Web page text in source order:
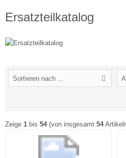
Ersatzteilkatalog
Sortieren nach ...
Zeige 1 bis 54(von insgesamt 54